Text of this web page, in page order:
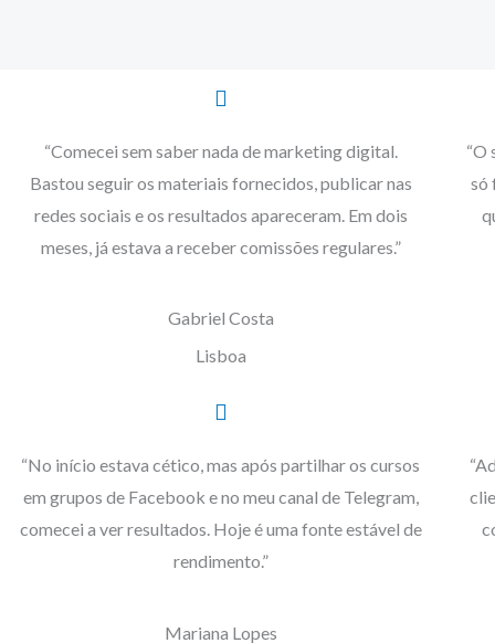
“Comecei sem saber nada de marketing digital.
Bastou seguir os materiais fornecidos, publicar nas
redes sociais e os resultados apareceram. Em dois
meses, já estava a receber comissões regulares.”
Gabriel Costa
Lisboa
“O
só
“No início estava cético, mas após partilhar os cursos
em grupos de Facebook e no meu canal de Telegram,
comecei a ver resultados. Hoje é uma fonte estável de
rendimento.”
Mariana Lopes